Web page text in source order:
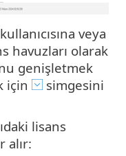
veya
havuzları olarak
genişletmek
için
simgesini
lisans
alır: